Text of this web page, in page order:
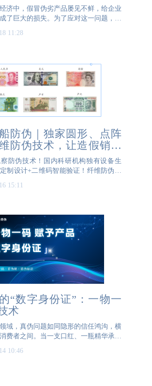
济中，假冒伪劣产品屡见不鲜，给企业
了巨大的损失。为了应对这一问题，各
运而生，其中特殊油墨在防伪领域的应
重要。 特殊油墨种类繁多，每种油墨
11:28
防伪｜独家圆形、点阵
防伪技术，让造假销声
防伪技术！国内科研机构独有设备生
制设计+二维码智能验证！纤维防伪是
维丝技术的防伪标签，在防伪标签制作
制的防伪纤维丝，通过肉眼观察或用荧
15:11
“数字身份证”：一物一
术
域，真伪问题如同隐形的信任鸿沟，横
费者之间。当一支口红、一瓶精华承载
期待，更是安全承诺时，建立可靠的防
成为美妆品牌的必修课。一物一码防伪
10:46